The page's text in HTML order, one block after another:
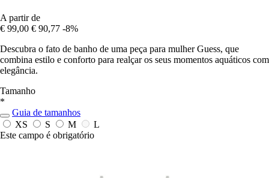
A partir de
€ 99,00 € 90,77 -8%
Descubra o fato de banho de uma peça para mulher Guess, que
combina estilo e conforto para realçar os seus momentos aquáticos com
elegância.
Tamanho
*
Guia de tamanhos
XS
S M
L
Este campo é obrigatório